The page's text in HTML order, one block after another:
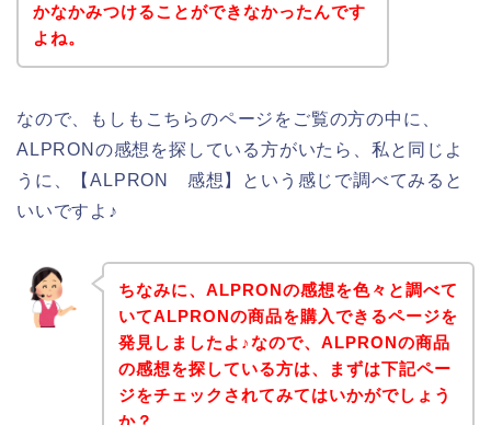
かなかみつけることができなかったんです
よね。
なので、もしもこちらのページをご覧の方の中に、
ALPRONの感想を探している方がいたら、私と同じよ
うに、【ALPRON 感想】という感じで調べてみると
いいですよ♪
ちなみに、ALPRONの感想を色々と調べて
いてALPRONの商品を購入できるページを
発見しましたよ♪なので、ALPRONの商品
の感想を探している方は、まずは下記ペー
ジをチェックされてみてはいかがでしょう